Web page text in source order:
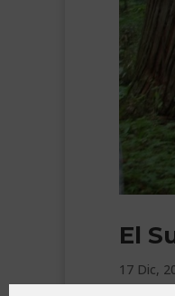
El
17 Dic,